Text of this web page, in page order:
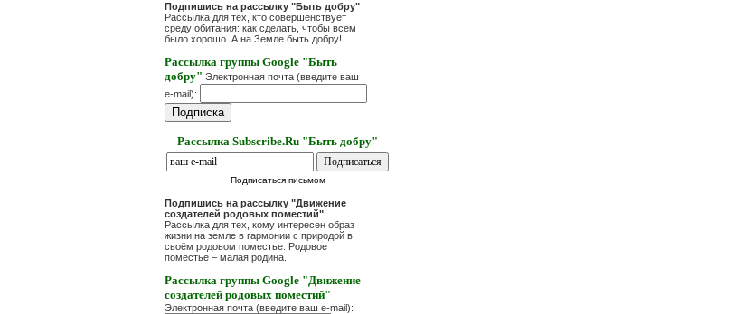
Подпишись на рассылку "Быть добру"
Рассылка для тех, кто совершенствует
среду обитания: как сделать, чтобы всем
было хорошо. А на Земле быть добру!
Рассылка группы Google "Быть
добру" Электронная почта (введите ваш
e-mail):
Рассылка Subscribe.Ru "Быть добру"
Подписаться письмом
Подпишись на рассылку "Движение
создателей родовых поместий"
Рассылка для тех, кому интересен образ
жизни на земле в гармонии с природой в
своём родовом поместье. Родовое
поместье – малая родина.
Рассылка группы Google "Движение
создателей родовых поместий"
Электронная почта (введите ваш e-mail):